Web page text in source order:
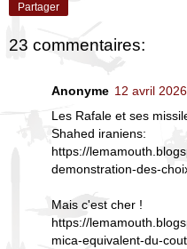
Partager
23 commentaires:
Anonyme 12 avril
Les Rafale et ses
Shahed iraniens:
https://
demonstration-des-
Mais c'est cher !
https://
mica-equivalent-du-